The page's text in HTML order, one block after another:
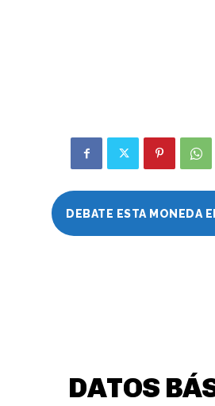
DEBATE ESTA MONEDA
DATOS